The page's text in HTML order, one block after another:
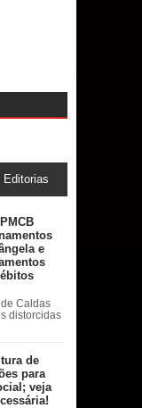
Editorias
e
Caldas
distorcidas
de
para
veja